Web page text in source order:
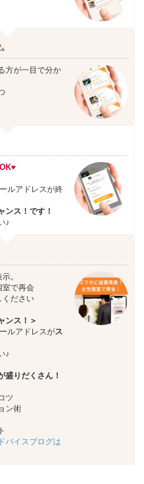
方が一目で分か
ルアドレスが終
ンス！です！
♪
。
で再会
ください
ンス！＞
ルアドレスがス
♪
盛りだくさん！
ツ
ン術
バイスブログは